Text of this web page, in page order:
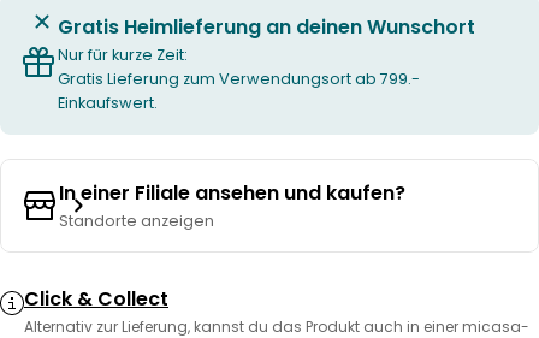
Gratis Heimlieferung an deinen Wunschort
Nur für kurze Zeit:
Gratis Lieferung zum Verwendungsort ab 799.-
Einkaufswert.
In einer Filiale ansehen und kaufen?
Standorte anzeigen
Click & Collect
Alternativ zur Lieferung, kannst du das Produkt auch in einer micasa-